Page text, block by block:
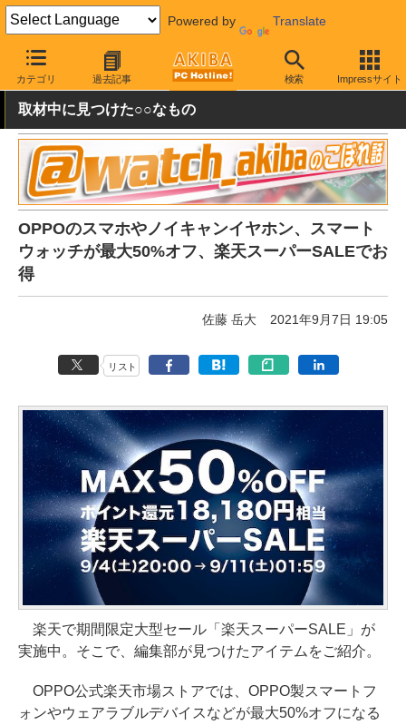
Powered by Translate
カテゴリ 過去記事 検索 Impressサイト
AKIBA PC Hotline! 秋葉原情報 価格情報 特価情報
取材中に見つけた○○なもの
OPPOのスマホやノイキャンイヤホン、スマート
ウォッチが最大50%オフ、楽天スーパーSALEでお
得
佐藤 岳大 2021年9月7日 19:05
リスト
楽天で期間限定大型セール「楽天スーパーSALE」が
実施中。そこで、編集部が見つけたアイテムをご紹介。
OPPO公式楽天市場ストアでは、OPPO製スマートフ
ォンやウェアラブルデバイスなどが最大50%オフになる